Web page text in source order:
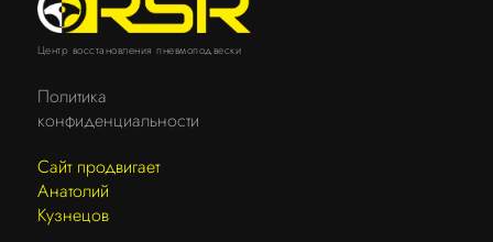
Центр восстановления пневмоподвески
Политика
конфиденциальности
Сайт продвигает
Анатолий
Кузнецов